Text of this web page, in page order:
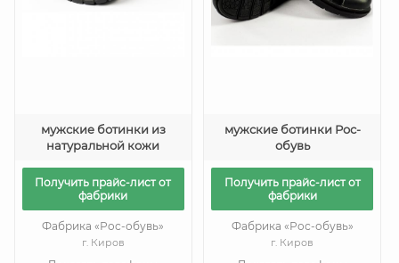
мужские ботинки из
натуральной кожи
Получить прайс-лист от
фабрики
Фабрика «Рос-обувь»
г. Киров
мужские ботинки Рос-
обувь
Получить прайс-лист от
фабрики
Фабрика «Рос-обувь»
г. Киров